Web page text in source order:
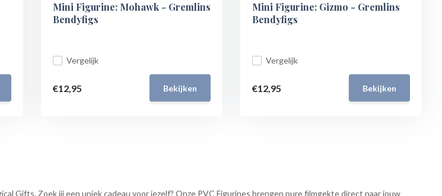
Mini Figurine: Mohawk - Gremlins
Bendyfigs
Vergelijk
€12,95 Bekijken
Mini Figurine: Gizmo - Gremlins
Bendyfigs
Vergelijk
€12,95 Bekijken
Gifts. Zoek jij een uniek cadeau voor jezelf? Onze PVC Figurines brengen pure filmgekte direct naar jouw